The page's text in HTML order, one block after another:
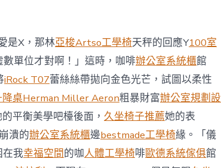
投
資
防
御
價
值
凸
顯 億
嵐
室
內
是X，那林亞梭Artso工學椅天秤的回應Y100室
數單位才對啊！」這時，咖啡辦公室系統櫃館
iRock T07蕾絲絲帶拋向金色光芒，試圖以柔性
桌Herman Miller Aeron粗暴財富辦公室規劃設
平衡美學吧檯後面， 久坐椅子推薦她的表
崩潰的辦公室系統櫃邊bestmade工學椅緣。「儀
我幸福空間的咖人體工學椅啡歐德系統傢俱館